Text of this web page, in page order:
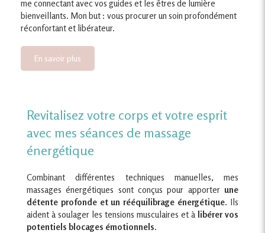
me connectant avec vos guides et les êtres de lumière
bienveillants. Mon but : vous procurer un soin profondément
réconfortant et libérateur.
En savoir plus
Revitalisez votre corps et votre esprit
avec mes séances de massage
énergétique
Combinant différentes techniques manuelles, mes
massages énergétiques sont conçus pour apporterune
détente profonde et un rééquilibrage énergétique. Ils
aident à soulager les tensions musculaires et à libérer vos
potentiels blocages émotionnels.